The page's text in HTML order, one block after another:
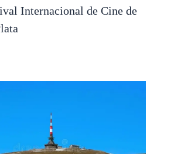
Internacional de Cine de